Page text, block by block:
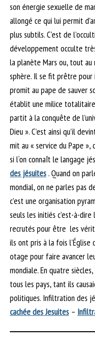
son énergie sexuelle de
allongé ce qui lui permit
plus subtils. C’est de
développement occulte
la planète Mars ou, tout au
sphère. Il se fit prêtre pour
promit au pape de sauver
établit une milice
partit à la conquête de
Dieu ». C’est ainsi qu’il
mit au « service du Pape
si l‘on connaît le langage
des jésuites. Quand on
mondial, on ne parles pas
c’est une organisation
seuls les initiés c’est-à-
recrutés pour être les
ils ont pris à la fois l’Église
otage pour faire avancer
mondiale. En quatre
tous les pays, tant ils
politiques. Infiltration des
cachée des Jesuites –